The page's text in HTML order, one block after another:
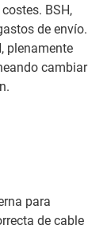
BSH,
de envío.
plenamente
cambiar
para
de cable